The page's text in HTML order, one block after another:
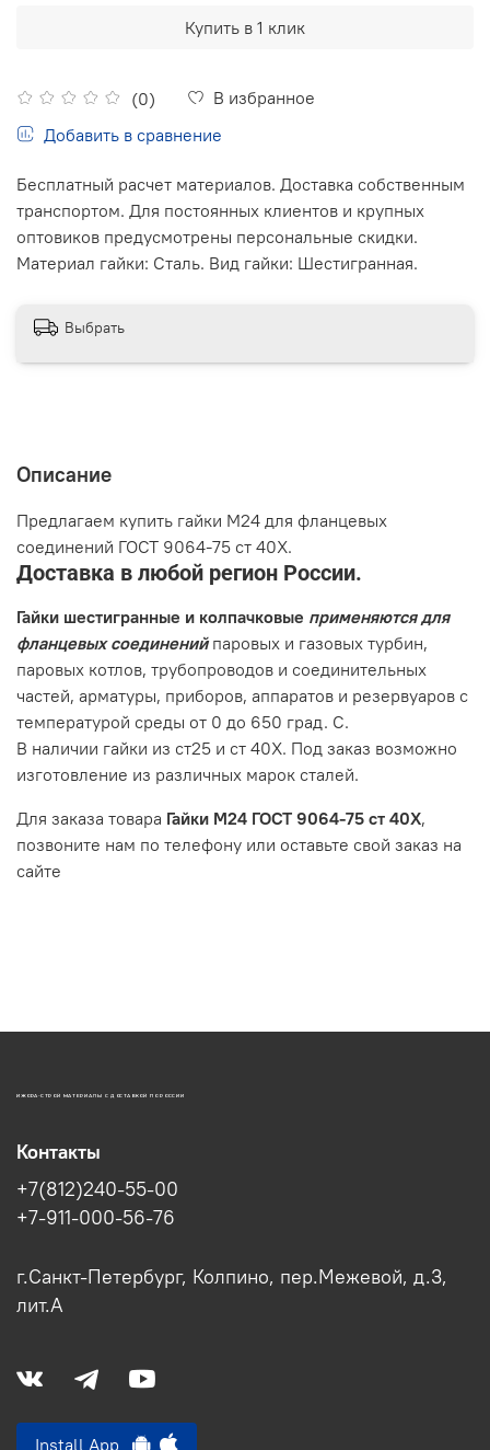
(0)
В избранное
Добавить в сравнение
Купить в 1 клик
Бесплатный расчет материалов. Доставка собственным
транспортом. Для постоянных клиентов и крупных
оптовиков предусмотрены персональные скидки.
Материал гайки: Сталь. Вид гайки: Шестигранная.
Выбрать
Описание
Предлагаем купить гайки М24 для фланцевых
соединений ГОСТ 9064-75 ст 40Х.
Доставка в любой регион России.
Гайки шестигранные и колпачковые применяются для
фланцевых соединений паровых и газовых турбин,
паровых котлов, трубопроводов и соединительных
частей, арматуры, приборов, аппаратов и резервуаров с
температурой среды от 0 до 650 град. С.
В наличии гайки из ст25 и ст 40Х. Под заказ возможно
изготовление из различных марок сталей.
Для заказа товара Гайки М24 ГОСТ 9064-75 ст 40Х,
позвоните нам по телефону или оставьте свой заказ на
сайте
ИЖОРА-СТРОЙ МАТЕРИАЛЫ С ДОСТАВКОЙ ПО РОССИИ
Контакты
+7(812)240-55-00
+7-911-000-56-76
г.Санкт-Петербург, Колпино, пер.Межевой, д.3,
лит.А
Install App